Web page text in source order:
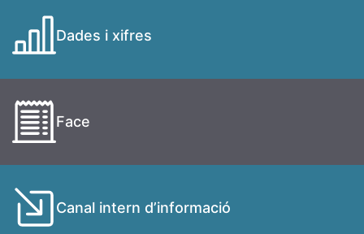
Dades i xifres
Face
Canal intern d’informació